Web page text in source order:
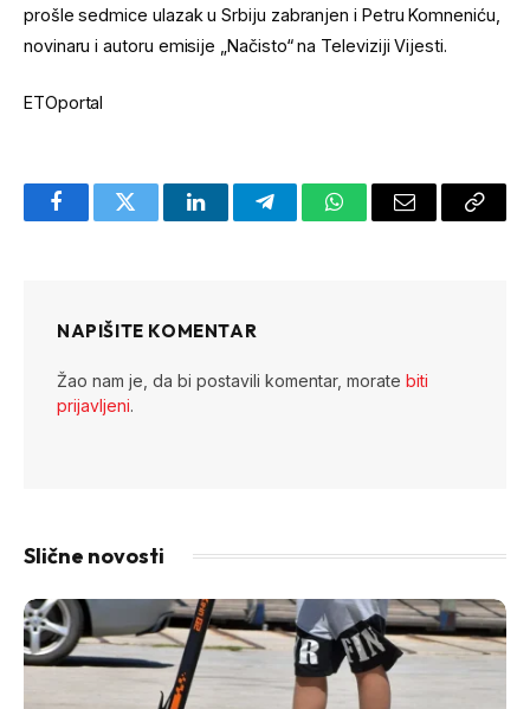
prošle sedmice ulazak u Srbiju zabranjen i Petru Komneniću,
novinaru i autoru emisije „Načisto“ na Televiziji Vijesti.
ETOportal
FacebookTwitter LinkedInTelegramWhatsAppEmail
Copy
NAPIŠITE KOMENTAR
Žao nam je, da bi postavili komentar, morate biti
prijavljeni.
Slične novosti